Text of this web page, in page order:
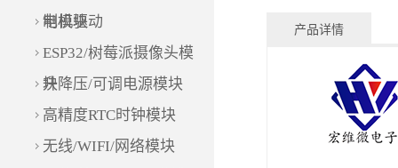
制模块
电机驱动
ESP32/树莓派摄像头模
块
升降压/可调电源模块
高精度RTC时钟模块
无线/WIFI/网络模块
产品详情